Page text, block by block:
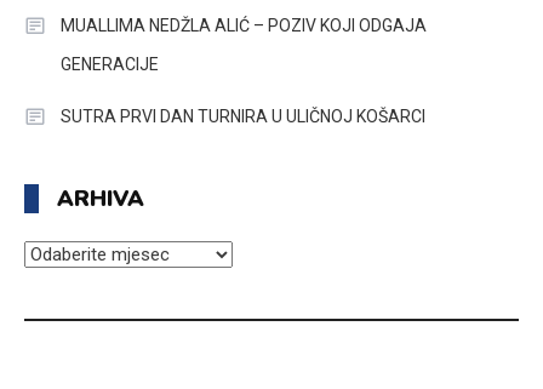
MUALLIMA NEDŽLA ALIĆ – POZIV KOJI ODGAJA
GENERACIJE
SUTRA PRVI DAN TURNIRA U ULIČNOJ KOŠARCI
ARHIVA
ARHIVA